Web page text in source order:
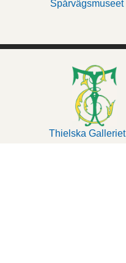
Spårvägsmuseet
Thielska Galleriet